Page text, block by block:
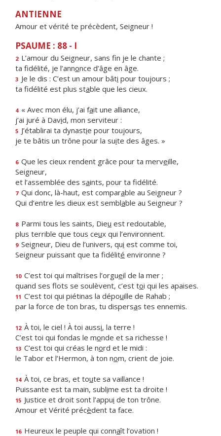
ANTIENNE
Amour et vérité te précèdent, Seigneur !
PSAUME : 88 - I
2 L’amour du Seigneur, sans fn je le chante ;
ta fidélité, je l’annonce d’âge en âge.
3 Je le dis : C’est un amour bâti pour toujours ;
ta fidélité est plus stable que les cieux.
4 « Avec mon élu, j’ai fait une alliance,
j’ai juré à David, mon serviteur :
5 J’établirai ta dynastie pour toujours,
je te bâtis un trône pour la suite des âges. »
6 Que les cieux rendent grâce pour ta merveille,
Seigneur,
et l’assemblée des saints, pour ta fidélité.
7 Qui donc, là-haut, est comparable au Seigneur ?
Qui d’entre les dieux est semblable au Seigneur ?
8 Parmi tous les saints, Dieu est redoutable,
plus terrible que tous ceux qui l’environnent.
9 Seigneur, Dieu de l’univers, qui est comme toi,
Seigneur puissant que ta fidélité environne ?
10 C’est toi qui maîtrises l’orgueil de la mer ;
quand ses flots se soulèvent, c’est toi qui les apaises.
11 C’est toi qui piétinas la dépouille de Rahab ;
par la force de ton bras, tu dispersas tes ennemis.
12 À toi, le ciel ! À toi aussi, la terre !
C’est toi qui fondas le monde et sa richesse !
13 C’est toi qui créas le nord et le midi :
le Tabor et l’Hermon, à ton nom, crient de joie.
14 À toi, ce bras, et toute sa vaillance !
Puissante est ta main, sublime est ta droite !
15 Justice et droit sont l’appui de ton trône.
Amour et Vérité précèdent ta face.
16 Heureux le peuple qui connaît l’ovation !